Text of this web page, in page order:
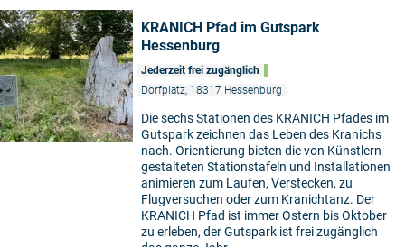
KRANICH Pfad im Gutspark
Hessenburg
Jederzeit frei zugänglich
Dorfplatz, 18317 Hessenburg
Die sechs Stationen des KRANICH Pfades im
Gutspark zeichnen das Leben des Kranichs
nach. Orientierung bieten die von Künstlern
gestalteten Stationstafeln und Installationen
animieren zum Laufen, Verstecken, zu
Flugversuchen oder zum Kranichtanz. Der
KRANICH Pfad ist immer Ostern bis Oktober
zu erleben, der Gutspark ist frei zugänglich